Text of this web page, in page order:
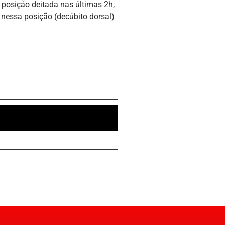
deitada nas últimas 2h,
posição (decúbito dorsal)